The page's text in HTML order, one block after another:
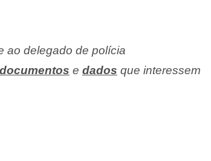
ao delegado de polícia
documentos e dados que interessem